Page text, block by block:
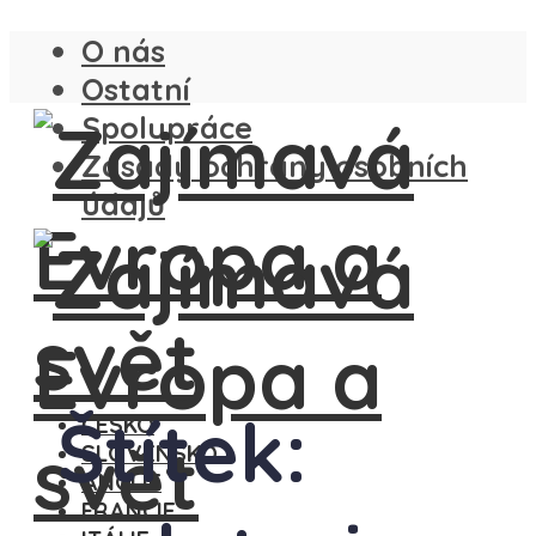
O nás
Ostatní
Spolupráce
Zásady ochrany osobních
údajů
ČESKO
SLOVENSKO
ANGLIE
FRANCIE
Štítek: